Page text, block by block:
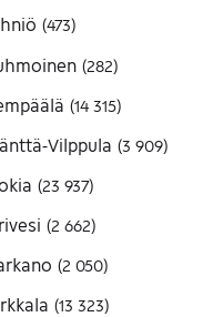
(473)
(282)
(14 315)
Vilppula (3 909)
(23 937)
(2 662)
(2 050)
(13 323)